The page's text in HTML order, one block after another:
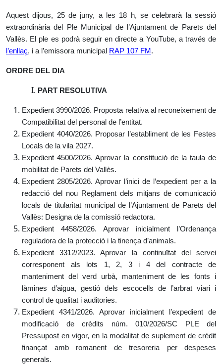
Aquest dijous, 25 de juny, a les 18 h, se celebrarà la sessió
extraordinària del Ple Municipal de l’Ajuntament de Parets del
Vallès. El ple es podrà seguir en directe a YouTube, a través de
l’enllaç, i a l’emissora municipal RAP 107 FM .
ORDRE DEL DIA
PART RESOLUTIVA
Expedient 3990/2026. Proposta relativa al reconeixement de
Compatibilitat del personal de l’entitat.
Expedient 4040/2026. Proposar l’establiment de les Festes
Locals de la vila 2027.
Expedient 4500/2026. Aprovar la constitució de la taula de
mobilitat de Parets del Vallès.
Expedient 2805/2026. Aprovar l’inici de l’expedient per a la
redacció del nou Reglament dels mitjans de comunicació
locals de titularitat municipal de l’Ajuntament de Parets del
Vallès: Designa de la comissió redactora.
Expedient 4458/2026. Aprovar inicialment l’Ordenança
reguladora de la protecció i la tinença d’animals.
Expedient 3312/2023. Aprovar la continuïtat del servei
corresponent als lots 1, 2, 3 i 4 del contracte de
manteniment del verd urbà, manteniment de les fonts i
làmines d’aigua, gestió dels escocells de l’arbrat viari i
control de qualitat i auditories.
Expedient 4341/2026. Aprovar inicialment l’expedient de
modificació de crèdits núm. 010/2026/SC PLE del
Pressupost en vigor, en la modalitat de suplement de crèdit
finançat amb romanent de tresoreria per despeses
generals.